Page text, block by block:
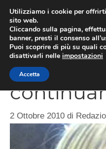
contenuto
Sarah
2 Ottobre 2010 di
Utilizziamo i cookie per
sito web.
Cliccando sulla pagina,
banner, presti il consenso
Puoi scoprire di più su quali
disattivarli nelle impostazioni
Accetta